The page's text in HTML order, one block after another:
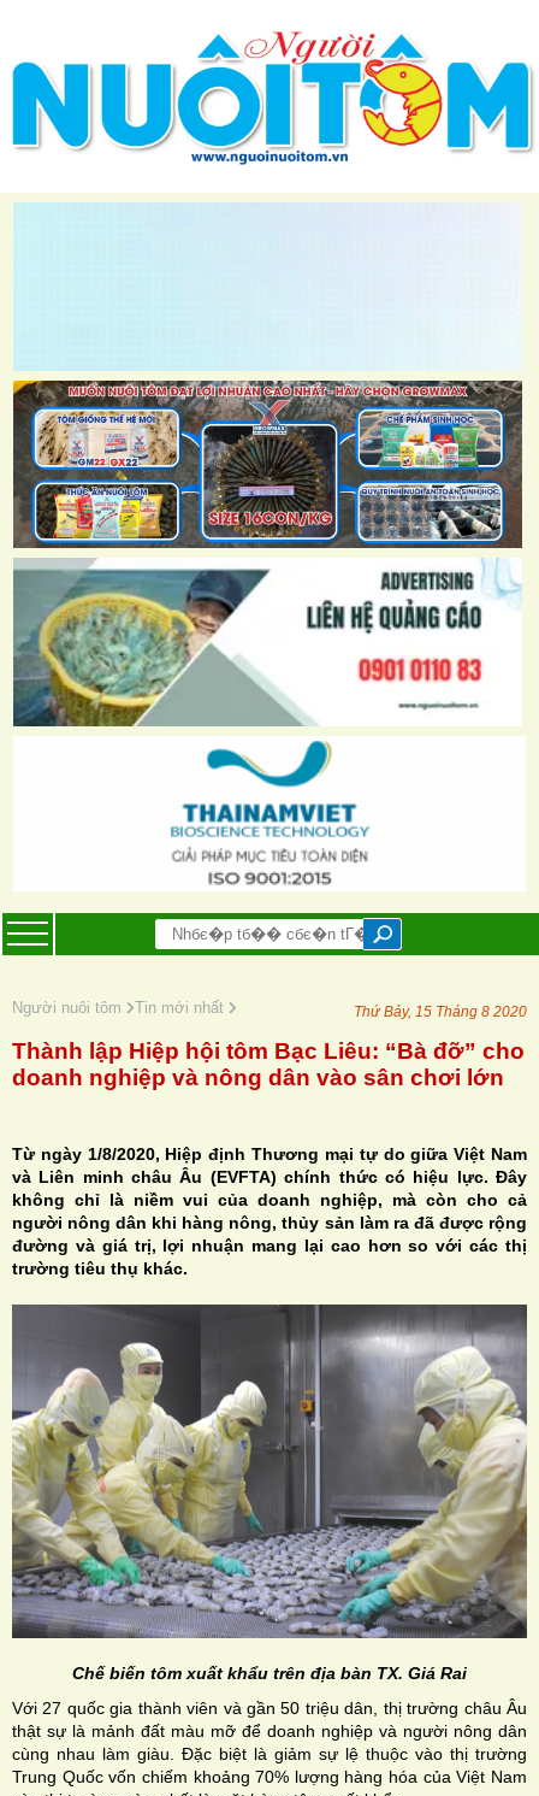
Người nuôi tôm Tin mới nhất Thứ Bảy, 15 Tháng 8 2020
Thành lập Hiệp hội tôm Bạc Liêu: “Bà đỡ” cho
doanh nghiệp và nông dân vào sân chơi lớn
Từ ngày 1/8/2020, Hiệp định Thương mại tự do giữa Việt Nam
và Liên minh châu Âu (EVFTA) chính thức có hiệu lực. Đây
không chỉ là niềm vui của doanh nghiệp, mà còn cho cả
người nông dân khi hàng nông, thủy sản làm ra đã được rộng
đường và giá trị, lợi nhuận mang lại cao hơn so với các thị
trường tiêu thụ khác.
Chế biến tôm xuất khẩu trên địa bàn TX. Giá Rai
Với 27 quốc gia thành viên và gần 50 triệu dân, thị trường châu Âu
thật sự là mảnh đất màu mỡ để doanh nghiệp và người nông dân
cùng nhau làm giàu. Đặc biệt là giảm sự lệ thuộc vào thị trường
Trung Quốc vốn chiếm khoảng 70% lượng hàng hóa của Việt Nam